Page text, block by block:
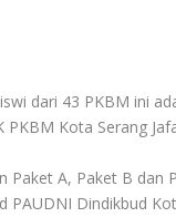
dari 43 PKBM ini
Kota Serang
Paket A, Paket B
PAUDNI Dindikbud